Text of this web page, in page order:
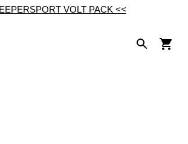
VOLT PACK <<